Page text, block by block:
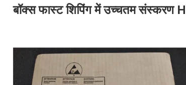
बॉक्स फास्ट शिपिंग में उच्चतम संस्करण